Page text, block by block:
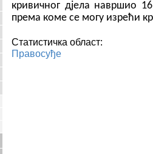
кривичног дјела навршио
према коме се могу изрећи
Статистичка област:
Правосуђе